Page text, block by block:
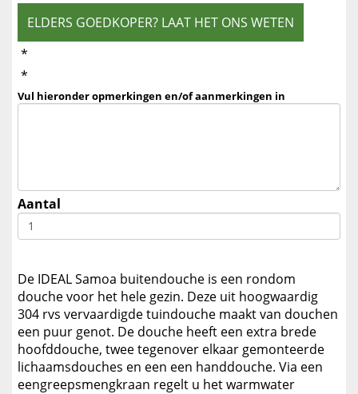
ELDERS GOEDKOPER? LAAT HET ONS WETEN
*
*
Vul hieronder opmerkingen en/of aanmerkingen in
Aantal
De IDEAL Samoa buitendouche is een rondom
douche voor het hele gezin. Deze uit hoogwaardig
304 rvs vervaardigde tuindouche maakt van douchen
een puur genot. De douche heeft een extra brede
hoofddouche, twee tegenover elkaar gemonteerde
lichaamsdouches en een een handdouche. Via een
eengreepsmengkraan regelt u het warmwater